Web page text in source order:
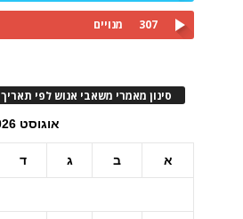
307 מנויים
סינון מאמרי משאבי אנוש לפי תאריך
אוגוסט 2026
א ב ג ד